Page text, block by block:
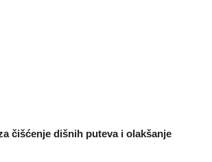
čišćenje dišnih puteva i olakšanje